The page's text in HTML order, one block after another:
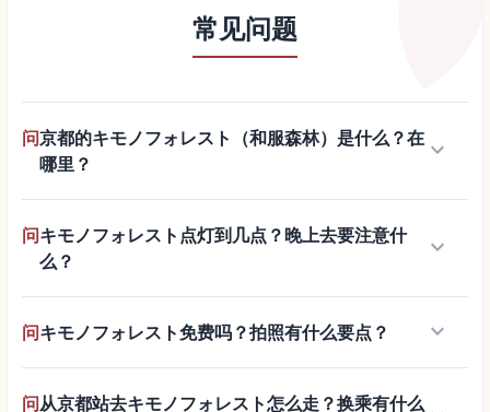
常见问题
问京都的キモノフォレスト（和服森林）是什么？在
哪里？
keyboard_arrow_down
问キモノフォレスト点灯到几点？晚上去要注意什
么？
keyboard_arrow_down
问キモノフォレスト免费吗？拍照有什么要点？ keyboard_arrow_down
问从京都站去キモノフォレスト怎么走？换乘有什么